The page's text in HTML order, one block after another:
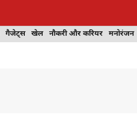
गैजेट्स खेल नौकरी और करियर मनोरंजन